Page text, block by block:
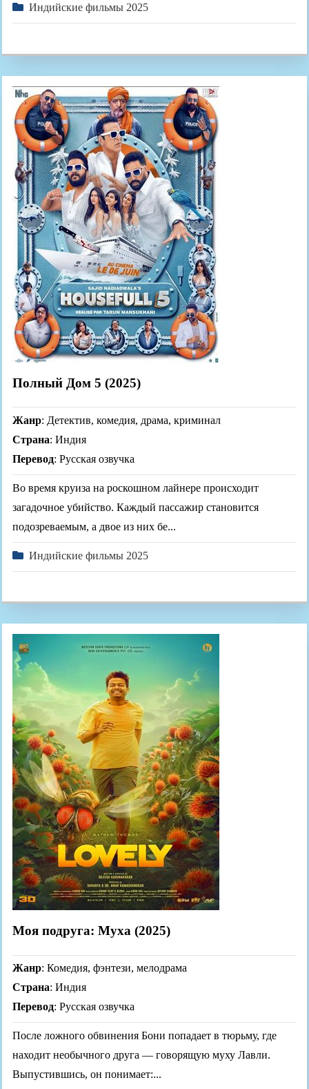
Индийские фильмы 2025
Полный Дом 5 (2025)
Жанр: Детектив, комедия, драма, криминал
Страна: Индия
Перевод: Русская озвучка
Во время круиза на роскошном лайнере происходит
загадочное убийство. Каждый пассажир становится
подозреваемым, а двое из них бе...
Индийские фильмы 2025
Моя подруга: Муха (2025)
Жанр: Комедия, фэнтези, мелодрама
Страна: Индия
Перевод: Русская озвучка
После ложного обвинения Бони попадает в тюрьму, где
находит необычного друга — говорящую муху Лавли.
Выпустившись, он понимает:...